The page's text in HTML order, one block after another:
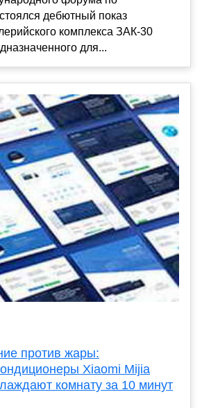
дебютный показ
комплекса ЗАК-30
для...
против жары:
Xiaomi Mijia
комнату за 10 минут